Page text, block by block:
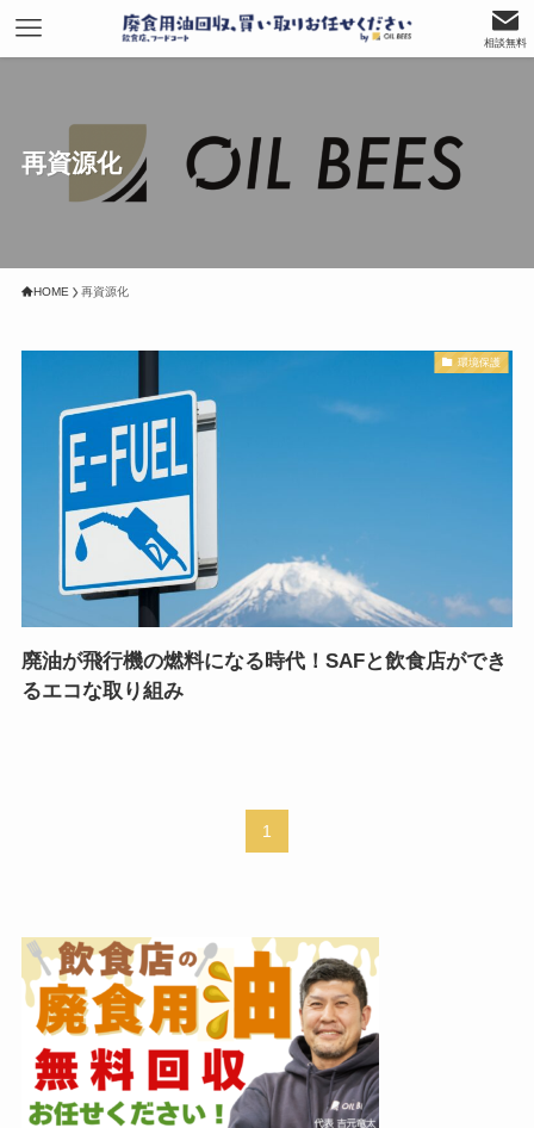
相談無料
再資源化
HOME 再資源化
環境保護
廃油が飛行機の燃料になる時代！SAFと飲食店ができ
るエコな取り組み
1